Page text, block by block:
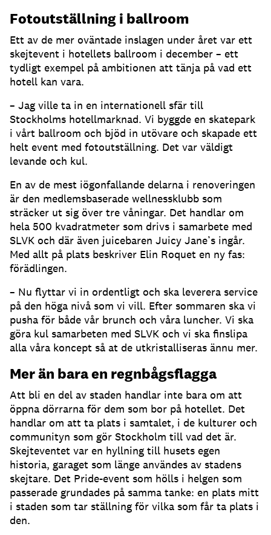
Fotoutställning i ballroom
Ett av de mer oväntade inslagen under året var ett
skejtevent i hotellets ballroom i december – ett
tydligt exempel på ambitionen att tänja på vad ett
hotell kan vara.
– Jag ville ta in en internationell sfär till
Stockholms hotellmarknad. Vi byggde en skatepark
i vårt ballroom och bjöd in utövare och skapade ett
helt event med fotoutställning. Det var väldigt
levande och kul.
En av de mest iögonfallande delarna i renoveringen
är den medlemsbaserade wellnessklubb som
sträcker ut sig över tre våningar. Det handlar om
hela 500 kvadratmeter som drivs i samarbete med
SLVK och där även juicebaren Juicy Jane’s ingår.
Med allt på plats beskriver Elin Roquet en ny fas:
förädlingen.
– Nu flyttar vi in ordentligt och ska leverera service
på den höga nivå som vi vill. Efter sommaren ska vi
pusha för både vår brunch och våra luncher. Vi ska
göra kul samarbeten med SLVK och vi ska finslipa
alla våra koncept så at de utkristalliseras ännu mer.
Mer än bara en regnbågsflagga
Att bli en del av staden handlar inte bara om att
öppna dörrarna för dem som bor på hotellet. Det
handlar om att ta plats i samtalet, i de kulturer och
communityn som gör Stockholm till vad det är.
Skejteventet var en hyllning till husets egen
historia, garaget som länge användes av stadens
skejtare. Det Pride-event som hölls i helgen som
passerade grundades på samma tanke: en plats mitt
i staden som tar ställning för vilka som får ta plats i
den.